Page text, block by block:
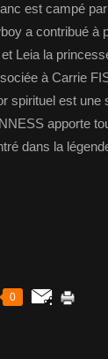
est campé
a contribué à
Leia la
à Carrie
spirituel est une
apporte
dans la
0